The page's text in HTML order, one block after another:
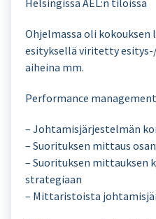
Helsingissä AEL:n tiloissa
Ohjelmassa oli kokouksen
esityksellä viritetty
aiheina mm.
Performance
– Johtamisjärjestelmän
– Suorituksen mittaus
– Suorituksen mittauksen
strategiaan
– Mittaristoista